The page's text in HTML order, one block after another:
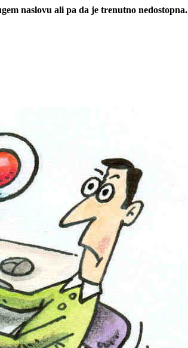
naslovu ali pa da je trenutno nedostopna.